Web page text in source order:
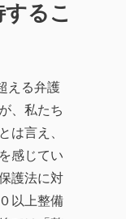
るこ
える弁護
、私たち
は言え、
感じてい
護法に対
以上整備